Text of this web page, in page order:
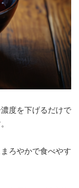
度を下げるだけで
ろやかで食べやす